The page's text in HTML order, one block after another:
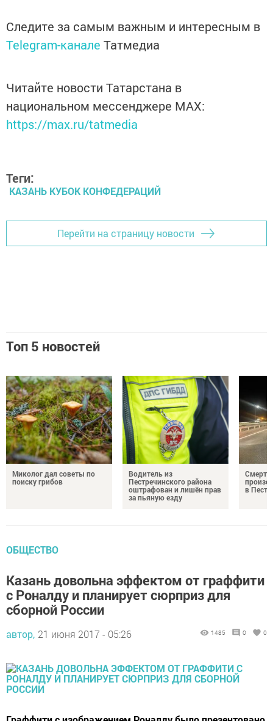
Следите за самым важным и интересным в
Telegram-канале Татмедиа
Читайте новости Татарстана в
национальном мессенджере MАХ:
https://max.ru/tatmedia
Теги:
КАЗАНЬ КУБОК КОНФЕДЕРАЦИЙ
Перейти на страницу новости
Топ 5 новостей
Миколог дал советы по
поиску грибов
Водитель из
Пестречинского района
оштрафован и лишён прав
за пьяную езду
в
ОБЩЕСТВО
Казань довольна эффектом от граффити
с Роналду и планирует сюрприз для
сборной России
автор, 21 июня 2017 - 05:26 1485 0 0